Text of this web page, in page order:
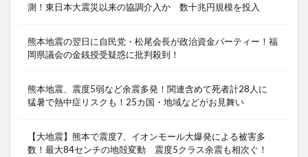
測！東日本大震災以来の協調介入か 数十兆円規模を投入
熊本地震の翌日に自民党・松尾会長が政治資金パーティー！福
岡県議会の金銭授受疑惑に批判殺到！
熊本地震、震度5弱など余震多発！関連含めて死者計28人に
猛暑で熱中症リスクも！25カ国・地域などがお見舞い
【大地震】熊本で震度7、イオンモール大爆発による被害多
数！最大84センチの地殻変動 震度5クラス余震も相次ぐ！